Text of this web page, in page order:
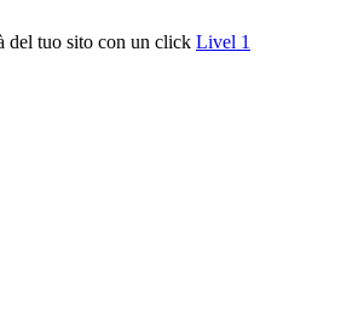
del tuo sito con un click Livel 1